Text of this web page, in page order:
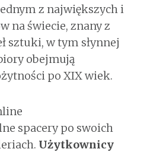
z największych i
na świecie, znany z
sztuki, w tym słynnej
obejmują
po XIX wiek.
spacery po swoich
Użytkownicy